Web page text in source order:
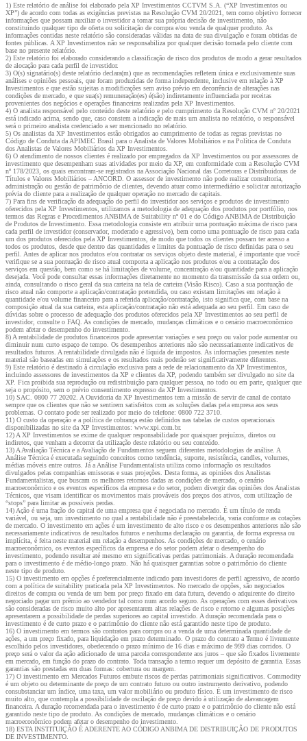
1) Este relatório de análise foi elaborado pela XP Investimentos CCTVM S.A. (“XP Investimentos ou
XP”) de acordo com todas as exigências previstas na Resolução CVM 20/2021, tem como objetivo fornecer
informações que possam auxiliar o investidor a tomar sua própria decisão de investimento, não
constituindo qualquer tipo de oferta ou solicitação de compra e/ou venda de qualquer produto. As
informações contidas neste relatório são consideradas válidas na data de sua divulgação e foram obtidas de
fontes públicas. A XP Investimentos não se responsabiliza por qualquer decisão tomada pelo cliente com
base no presente relatório.
2) Este relatório foi elaborado considerando a classificação de risco dos produtos de modo a gerar resultados
de alocação para cada perfil de investidor.
3) O(s) signatário(s) deste relatório declara(m) que as recomendações refletem única e exclusivamente suas
análises e opiniões pessoais, que foram produzidas de forma independente, inclusive em relação à XP
Investimentos e que estão sujeitas a modificações sem aviso prévio em decorrência de alterações nas
condições de mercado, e que sua(s) remuneração(es) é(são) indiretamente influenciada por receitas
provenientes dos negócios e operações financeiras realizadas pela XP Investimentos.
4) O analista responsável pelo conteúdo deste relatório e pelo cumprimento da Resolução CVM nº 20/2021
está indicado acima, sendo que, caso constem a indicação de mais um analista no relatório, o responsável
será o primeiro analista credenciado a ser mencionado no relatório.
5) Os analistas da XP Investimentos estão obrigados ao cumprimento de todas as regras previstas no
Código de Conduta da APIMEC Brasil para o Analista de Valores Mobiliários e na Política de Conduta
dos Analistas de Valores Mobiliários da XP Investimentos.
6) O atendimento de nossos clientes é realizado por empregados da XP Investimentos ou por assessores de
investimento que desempenham suas atividades por meio da XP, em conformidade com a Resolução CVM
nº 178/2023, os quais encontram-se registrados na Associação Nacional das Corretoras e Distribuidoras de
Títulos e Valores Mobiliários – ANCORD. O assessor de investimento não pode realizar consultoria,
administração ou gestão de patrimônio de clientes, devendo atuar como intermediário e solicitar autorização
prévia do cliente para a realização de qualquer operação no mercado de capitais.
7) Para fins de verificação da adequação do perfil do investidor aos serviços e produtos de investimento
oferecidos pela XP Investimentos, utilizamos a metodologia de adequação dos produtos por portfólio, nos
termos das Regras e Procedimentos ANBIMA de Suitability nº 01 e do Código ANBIMA de Distribuição
de Produtos de Investimento. Essa metodologia consiste em atribuir uma pontuação máxima de risco para
cada perfil de investidor (conservador, moderado e agressivo), bem como uma pontuação de risco para cada
um dos produtos oferecidos pela XP Investimentos, de modo que todos os clientes possam ter acesso a
todos os produtos, desde que dentro das quantidades e limites da pontuação de risco definidas para o seu
perfil. Antes de aplicar nos produtos e/ou contratar os serviços objeto deste material, é importante que você
verifique se a sua pontuação de risco atual comporta a aplicação nos produtos e/ou a contratação dos
serviços em questão, bem como se há limitações de volume, concentração e/ou quantidade para a aplicação
desejada. Você pode consultar essas informações diretamente no momento da transmissão da sua ordem ou,
ainda, consultando o risco geral da sua carteira na tela de carteira (Visão Risco). Caso a sua pontuação de
risco atual não comporte a aplicação/contratação pretendida, ou caso existam limitações em relação à
quantidade e/ou volume financeiro para a referida aplicação/contratação, isto significa que, com base na
composição atual da sua carteira, esta aplicação/contratação não está adequada ao seu perfil. Em caso de
dúvidas sobre o processo de adequação dos produtos oferecidos pela XP Investimentos ao seu perfil de
investidor, consulte o FAQ. As condições de mercado, mudanças climáticas e o cenário macroeconômico
podem afetar o desempenho do investimento.
8) A rentabilidade de produtos financeiros pode apresentar variações e seu preço ou valor pode aumentar ou
diminuir num curto espaço de tempo. Os desempenhos anteriores não são necessariamente indicativos de
resultados futuros. A rentabilidade divulgada não é líquida de impostos. As informações presentes neste
material são baseadas em simulações e os resultados reais poderão ser significativamente diferentes.
9) Este relatório é destinado à circulação exclusiva para a rede de relacionamento da XP Investimentos,
incluindo assessores de investimentos da XP e clientes da XP, podendo também ser divulgado no site da
XP. Fica proibida sua reprodução ou redistribuição para qualquer pessoa, no todo ou em parte, qualquer que
seja o propósito, sem o prévio consentimento expresso da XP Investimentos.
10) SAC. 0800 77 20202. A Ouvidoria da XP Investimentos tem a missão de servir de canal de contato
sempre que os clientes que não se sentirem satisfeitos com as soluções dadas pela empresa aos seus
problemas. O contato pode ser realizado por meio do telefone: 0800 722 3710.
11) O custo da operação e a política de cobrança estão definidos nas tabelas de custos operacionais
disponibilizadas no site da XP Investimentos: www.xpi.com.br.
12) A XP Investimentos se exime de qualquer responsabilidade por quaisquer prejuízos, diretos ou
indiretos, que venham a decorrer da utilização deste relatório ou seu conteúdo.
13) A Avaliação Técnica e a Avaliação de Fundamentos seguem diferentes metodologias de análise. A
Análise Técnica é executada seguindo conceitos como tendência, suporte, resistência, candles, volumes,
médias móveis entre outros. Já a Análise Fundamentalista utiliza como informação os resultados
divulgados pelas companhias emissoras e suas projeções. Desta forma, as opiniões dos Analistas
Fundamentalistas, que buscam os melhores retornos dadas as condições de mercado, o cenário
macroeconômico e os eventos específicos da empresa e do setor, podem divergir das opiniões dos Analistas
Técnicos, que visam identificar os movimentos mais prováveis dos preços dos ativos, com utilização de
“stops” para limitar as possíveis perdas.
14) Ação é uma fração do capital de uma empresa que é negociada no mercado. É um título de renda
variável, ou seja, um investimento no qual a rentabilidade não é preestabelecida, varia conforme as cotações
de mercado. O investimento em ações é um investimento de alto risco e os desempenhos anteriores não são
necessariamente indicativos de resultados futuros e nenhuma declaração ou garantia, de forma expressa ou
implícita, é feita neste material em relação a desempenhos. As condições de mercado, o cenário
macroeconômico, os eventos específicos da empresa e do setor podem afetar o desempenho do
investimento, podendo resultar até mesmo em significativas perdas patrimoniais. A duração recomendada
para o investimento é de médio-longo prazo. Não há quaisquer garantias sobre o patrimônio do cliente
neste tipo de produto.
15) O investimento em opções é preferencialmente indicado para investidores de perfil agressivo, de acordo
com a política de suitability praticada pela XP Investimentos. No mercado de opções, são negociados
direitos de compra ou venda de um bem por preço fixado em data futura, devendo o adquirente do direito
negociado pagar um prêmio ao vendedor tal como num acordo seguro. As operações com esses derivativos
são consideradas de risco muito alto por apresentarem altas relações de risco e retorno e algumas posições
apresentarem a possibilidade de perdas superiores ao capital investido. A duração recomendada para o
investimento é de curto prazo e o patrimônio do cliente não está garantido neste tipo de produto.
16) O investimento em termos são contratos para compra ou a venda de uma determinada quantidade de
ações, a um preço fixado, para liquidação em prazo determinado. O prazo do contrato a Termo é livremente
escolhido pelos investidores, obedecendo o prazo mínimo de 16 dias e máximo de 999 dias corridos. O
preço será o valor da ação adicionado de uma parcela correspondente aos juros – que são fixados livremente
em mercado, em função do prazo do contrato. Toda transação a termo requer um depósito de garantia. Essas
garantias são prestadas em duas formas: cobertura ou margem.
17) O investimento em Mercados Futuros embute riscos de perdas patrimoniais significativos. Commodity
é um objeto ou determinante de preço de um contrato futuro ou outro instrumento derivativo, podendo
consubstanciar um índice, uma taxa, um valor mobiliário ou produto físico. É um investimento de risco
muito alto, que contempla a possibilidade de oscilação de preço devido à utilização de alavancagem
financeira. A duração recomendada para o investimento é de curto prazo e o patrimônio do cliente não está
garantido neste tipo de produto. As condições de mercado, mudanças climáticas e o cenário
macroeconômico podem afetar o desempenho do investimento.
18) ESTA INSTITUIÇÃO É ADERENTE AO CÓDIGO ANBIMA DE DISTRIBUIÇÃO DE PRODUTOS
DE INVESTIMENTO.